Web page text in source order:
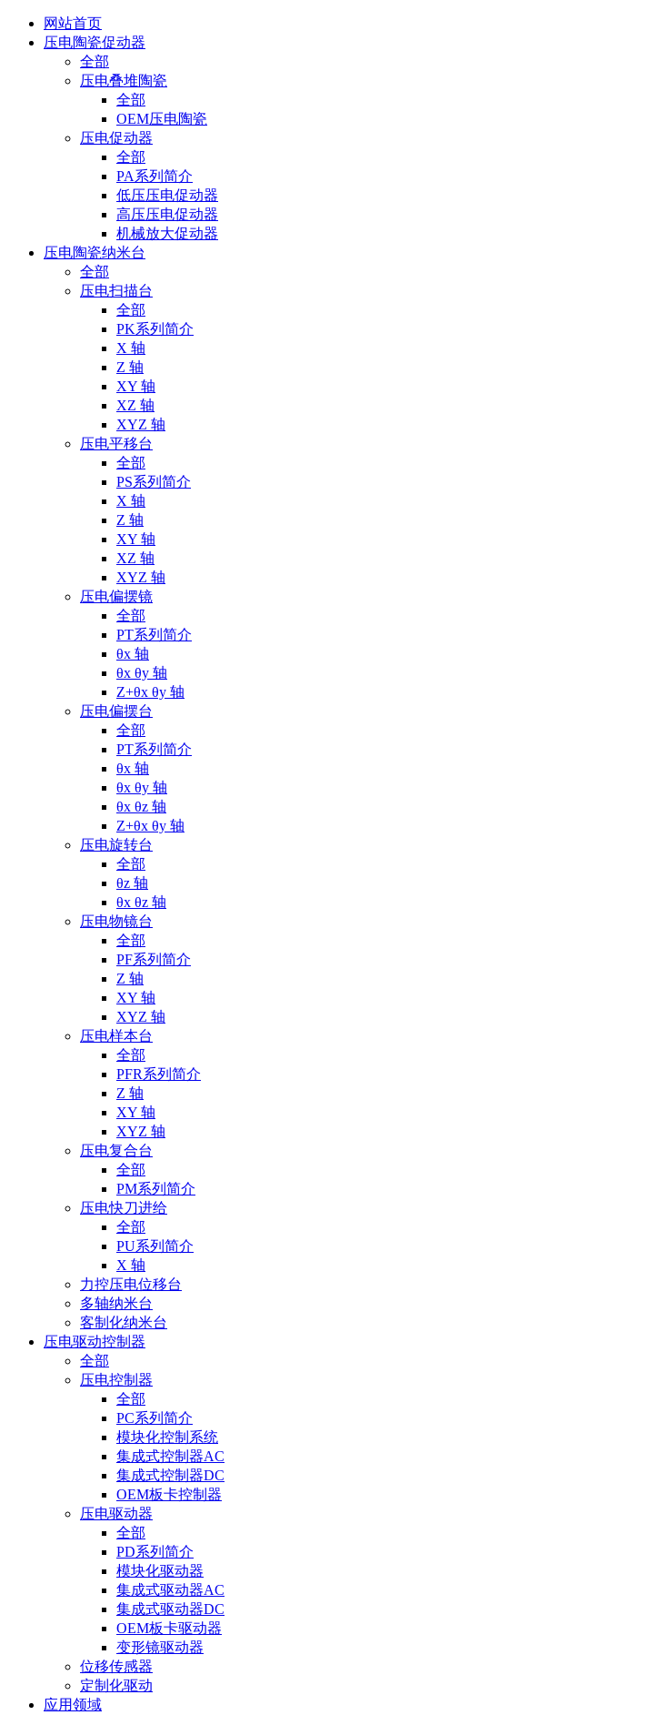
网站首页
压电陶瓷促动器
全部
压电叠堆陶瓷
全部
OEM压电陶瓷
压电促动器
全部
PA系列简介
低压压电促动器
高压压电促动器
机械放大促动器
压电陶瓷纳米台
全部
压电扫描台
全部
PK系列简介
X 轴
Z 轴
XY 轴
XZ 轴
XYZ 轴
压电平移台
全部
PS系列简介
X 轴
Z 轴
XY 轴
XZ 轴
XYZ 轴
压电偏摆镜
全部
PT系列简介
θx 轴
θx θy 轴
Z+θx θy 轴
压电偏摆台
全部
PT系列简介
θx 轴
θx θy 轴
θx θz 轴
Z+θx θy 轴
压电旋转台
全部
θz 轴
θx θz 轴
压电物镜台
全部
PF系列简介
Z 轴
XY 轴
XYZ 轴
压电样本台
全部
PFR系列简介
Z 轴
XY 轴
XYZ 轴
压电复合台
全部
PM系列简介
压电快刀进给
全部
PU系列简介
X 轴
力控压电位移台
多轴纳米台
客制化纳米台
压电驱动控制器
全部
压电控制器
全部
PC系列简介
模块化控制系统
集成式控制器AC
集成式控制器DC
OEM板卡控制器
压电驱动器
全部
PD系列简介
模块化驱动器
集成式驱动器AC
集成式驱动器DC
OEM板卡驱动器
变形镜驱动器
位移传感器
定制化驱动
应用领域